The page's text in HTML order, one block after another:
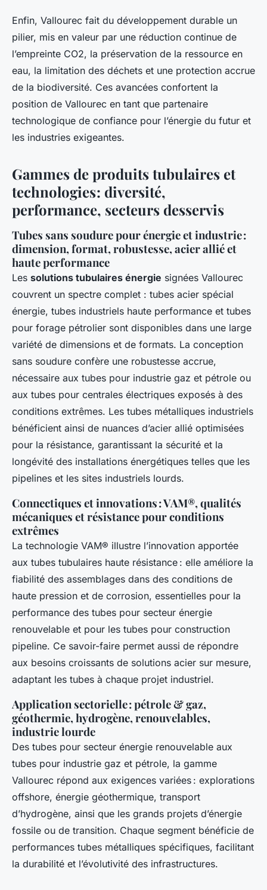
Enfin, Vallourec fait du développement durable un
pilier, mis en valeur par une réduction continue de
l’empreinte CO2, la préservation de la ressource en
eau, la limitation des déchets et une protection accrue
de la biodiversité. Ces avancées confortent la
position de Vallourec en tant que partenaire
technologique de confiance pour l’énergie du futur et
les industries exigeantes.
Gammes de produits tubulaires et
technologies : diversité,
performance, secteurs desservis
Tubes sans soudure pour énergie et industrie :
dimension, format, robustesse, acier allié et
haute performance
Les solutions tubulaires énergie signées Vallourec
couvrent un spectre complet : tubes acier spécial
énergie, tubes industriels haute performance et tubes
pour forage pétrolier sont disponibles dans une large
variété de dimensions et de formats. La conception
sans soudure confère une robustesse accrue,
nécessaire aux tubes pour industrie gaz et pétrole ou
aux tubes pour centrales électriques exposés à des
conditions extrêmes. Les tubes métalliques industriels
bénéficient ainsi de nuances d’acier allié optimisées
pour la résistance, garantissant la sécurité et la
longévité des installations énergétiques telles que les
pipelines et les sites industriels lourds.
Connectiques et innovations : VAM®, qualités
mécaniques et résistance pour conditions
extrêmes
La technologie VAM® illustre l’innovation apportée
aux tubes tubulaires haute résistance : elle améliore la
fiabilité des assemblages dans des conditions de
haute pression et de corrosion, essentielles pour la
performance des tubes pour secteur énergie
renouvelable et pour les tubes pour construction
pipeline. Ce savoir-faire permet aussi de répondre
aux besoins croissants de solutions acier sur mesure,
adaptant les tubes à chaque projet industriel.
Application sectorielle : pétrole & gaz,
géothermie, hydrogène, renouvelables,
industrie lourde
Des tubes pour secteur énergie renouvelable aux
tubes pour industrie gaz et pétrole, la gamme
Vallourec répond aux exigences variées : explorations
offshore, énergie géothermique, transport
d’hydrogène, ainsi que les grands projets d’énergie
fossile ou de transition. Chaque segment bénéficie de
performances tubes métalliques spécifiques, facilitant
la durabilité et l’évolutivité des infrastructures.